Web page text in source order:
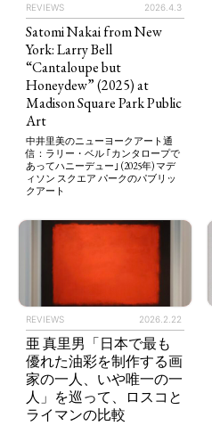
REVIEWS 2026.4.3
Satomi Nakai from New
York: Larry Bell
“Cantaloupe but
Honeydew” (2025) at
Madison Square Park Public
Art
中井里美のニューヨークアート通
信：ラリー・ベル ｢カンタロープで
あってハニーデュー｣ (2025年) マデ
ィソン スクエア パークのパブリッ
クアート
REVIEWS 2026.2.22
亜 真里男「日本で最も
優れた油彩を制作する画
家の一人、いや唯一の一
人」を巡って、ロスコと
ライマンの比較